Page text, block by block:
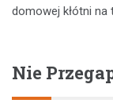
domowej kłótni na
Nie